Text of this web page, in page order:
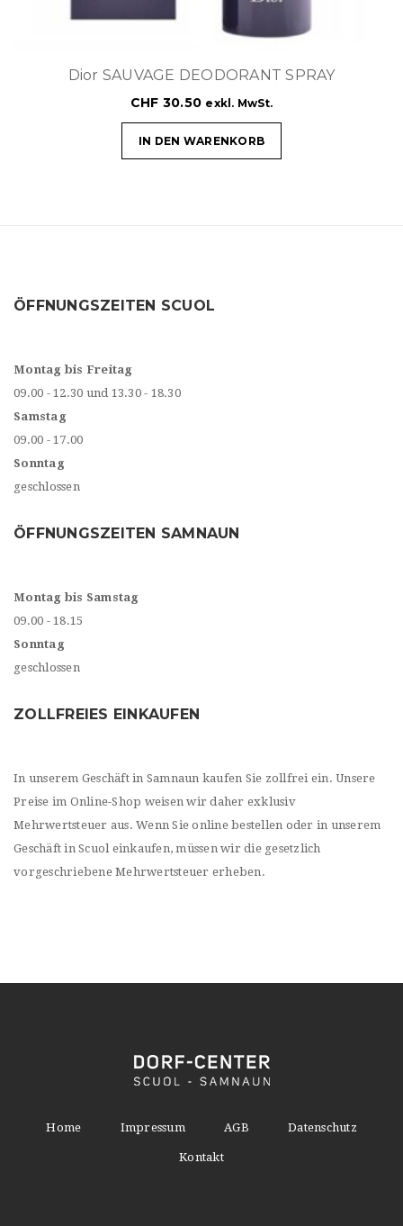
Dior SAUVAGE DEODORANT SPRAY
CHF 30.50 exkl. MwSt.
IN DEN WARENKORB
ÖFFNUNGSZEITEN SCUOL
Montag bis Freitag
09.00 - 12.30 und 13.30 - 18.30
Samstag
09.00 - 17.00
Sonntag
geschlossen
ÖFFNUNGSZEITEN SAMNAUN
Montag bis Samstag
09.00 - 18.15
Sonntag
geschlossen
ZOLLFREIES EINKAUFEN
In unserem Geschäft in Samnaun kaufen Sie zollfrei ein. Unsere
Preise im Online-Shop weisen wir daher exklusiv
Mehrwertsteuer aus. Wenn Sie online bestellen oder in unserem
Geschäft in Scuol einkaufen, müssen wir die gesetzlich
vorgeschriebene Mehrwertsteuer erheben.
Home Impressum AGB Datenschutz
Kontakt